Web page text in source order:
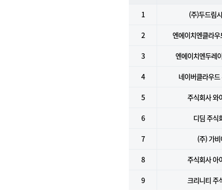
1 (주)두드림
2 엔에이치엔클라
3 엔에이치엔두레
4 네이버클라우
5 주식회사 와
6 디딤 주식
7 (주) 가
8 주식회사 아
9 크리니티 주